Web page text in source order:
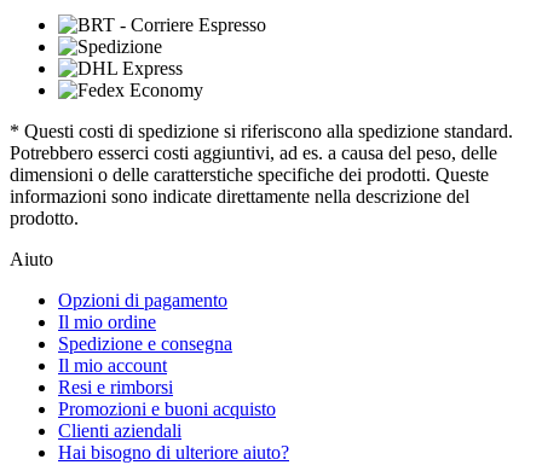
* Questi costi di spedizione si riferiscono alla spedizione standard.
Potrebbero esserci costi aggiuntivi, ad es. a causa del peso, delle
dimensioni o delle caratterstiche specifiche dei prodotti. Queste
informazioni sono indicate direttamente nella descrizione del
prodotto.
Aiuto
Opzioni di pagamento
Il mio ordine
Spedizione e consegna
Il mio account
Resi e rimborsi
Promozioni e buoni acquisto
Clienti aziendali
Hai bisogno di ulteriore aiuto?